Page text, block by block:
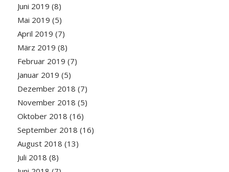
Juni 2019 (8)
Mai 2019 (5)
April 2019 (7)
März 2019 (8)
Februar 2019 (7)
Januar 2019 (5)
Dezember 2018 (7)
November 2018 (5)
Oktober 2018 (16)
September 2018 (16)
August 2018 (13)
Juli 2018 (8)